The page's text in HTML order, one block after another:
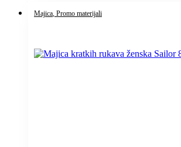
Majica, Promo materijali